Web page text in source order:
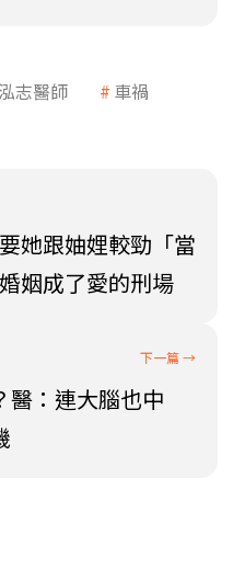
志醫師
車禍
她跟妯娌較勁「當
姻成了愛的刑場
醫：連大腦也中